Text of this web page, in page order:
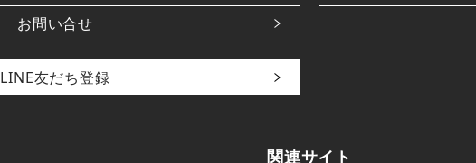
お問い合せ
LINE友だち登録
関連サイト